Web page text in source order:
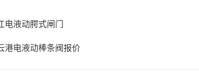
电液动腭式闸门
港电液动棒条阀报价